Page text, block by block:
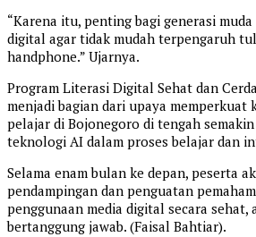
“Karena itu, penting bagi generasi
digital agar tidak mudah terpengaruh
handphone.” Ujarnya.
Program Literasi Digital Sehat dan
menjadi bagian dari upaya memperkuat
pelajar di Bojonegoro di tengah
teknologi AI dalam proses belajar dan
Selama enam bulan ke depan, peserta
pendampingan dan penguatan
penggunaan media digital secara sehat,
bertanggung jawab. (Faisal Bahtiar).